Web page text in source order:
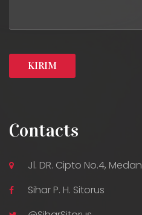
Contacts
Jl. DR. Cipto No.4, Medan
Sihar P. H. Sitorus